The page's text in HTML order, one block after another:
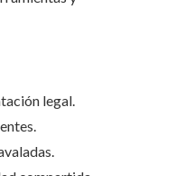
legal.